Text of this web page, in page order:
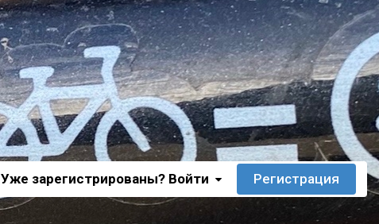
Уже зарегистрированы? Войти Регистрация